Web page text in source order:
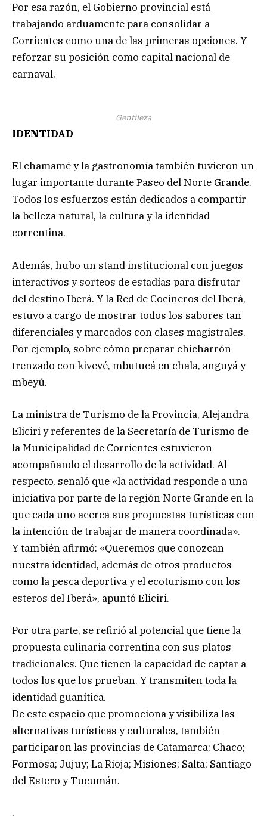
Por esa razón, el Gobierno provincial está
trabajando arduamente para consolidar a
Corrientes como una de las primeras opciones. Y
reforzar su posición como capital nacional de
carnaval.
Gentileza
IDENTIDAD
El chamamé y la gastronomía también tuvieron un
lugar importante durante Paseo del Norte Grande.
Todos los esfuerzos están dedicados a compartir
la belleza natural, la cultura y la identidad
correntina.
Además, hubo un stand institucional con juegos
interactivos y sorteos de estadías para disfrutar
del destino Iberá. Y la Red de Cocineros del Iberá,
estuvo a cargo de mostrar todos los sabores tan
diferenciales y marcados con clases magistrales.
Por ejemplo, sobre cómo preparar chicharrón
trenzado con kivevé, mbutucá en chala, anguyá y
mbeyú.
La ministra de Turismo de la Provincia, Alejandra
Eliciri y referentes de la Secretaría de Turismo de
la Municipalidad de Corrientes estuvieron
acompañando el desarrollo de la actividad. Al
respecto, señaló que «la actividad responde a una
iniciativa por parte de la región Norte Grande en la
que cada uno acerca sus propuestas turísticas con
la intención de trabajar de manera coordinada».
Y también afirmó: «Queremos que conozcan
nuestra identidad, además de otros productos
como la pesca deportiva y el ecoturismo con los
esteros del Iberá», apuntó Eliciri.
Por otra parte, se refirió al potencial que tiene la
propuesta culinaria correntina con sus platos
tradicionales. Que tienen la capacidad de captar a
todos los que los prueban. Y transmiten toda la
identidad guanítica.
De este espacio que promociona y visibiliza las
alternativas turísticas y culturales, también
participaron las provincias de Catamarca; Chaco;
Formosa; Jujuy; La Rioja; Misiones; Salta; Santiago
del Estero y Tucumán.
.